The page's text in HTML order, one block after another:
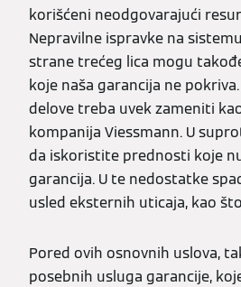
korišćeni neodgovarajući
Nepravilne ispravke na
strane trećeg lica mogu
koje naša garancija ne
delove treba uvek zameniti
kompanija Viessmann. U
da iskoristite prednosti koje
garancija. U te nedostatke
usled eksternih uticaja, kao
Pored ovih osnovnih uslova,
posebnih usluga garancije,